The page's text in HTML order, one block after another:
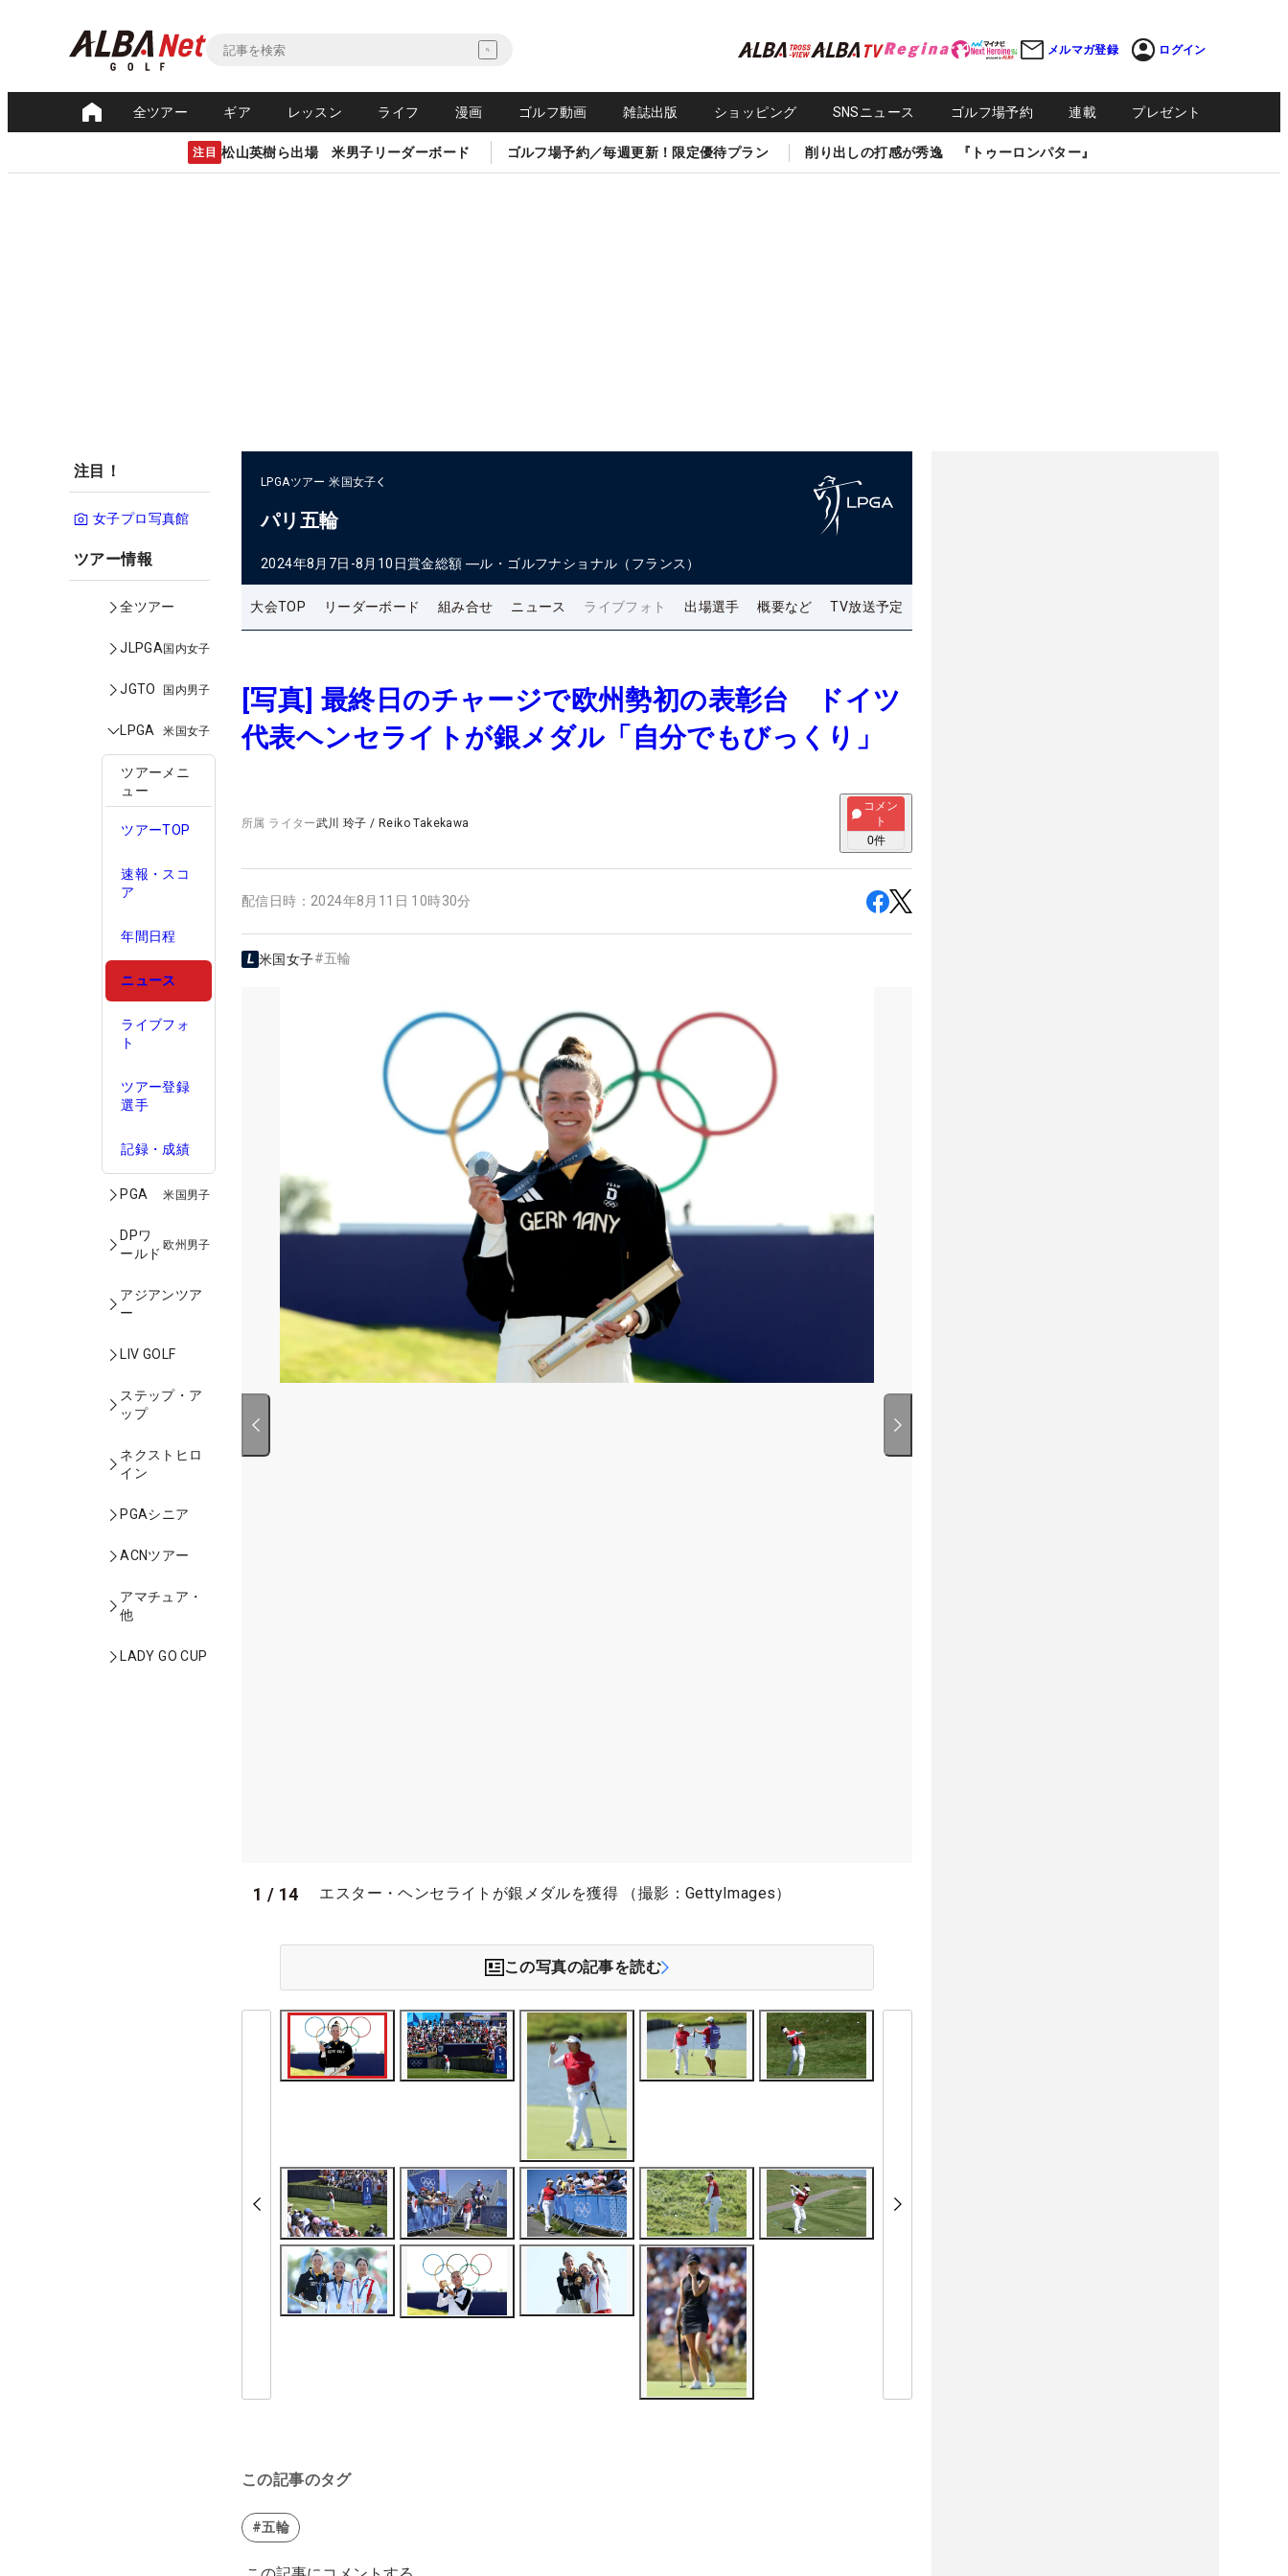
メルマガ登録 ログイン
全ツアー ギア レッスン ライフ 漫画 ゴルフ動画 雑誌出版 ショッピング SNSニュース ゴルフ場予約 連載 プレゼント
注目 松山英樹ら出場 米男子リーダーボード ゴルフ場予約／毎週更新！限定優待プラン 削り出しの打感が秀逸 『トゥーロンパター』
注目！
女子プロ写真館
ツアー情報
全ツアー
JLPGA国内女子
JGTO 国内男子
LPGA 米国女子
ツアーメニ
ュー
ツアーTOP
速報・スコ
ア
年間日程
ニュース
ライブフォ
ト
ツアー登録
選手
記録・成績
PGA 米国男子
DPワ
ールド
欧州男子
アジアンツア
ー
LIV GOLF
ステップ・ア
ップ
ネクストヒロ
イン
PGAシニア
ACNツアー
アマチュア・
他
LADY GO CUP
LPGAツアー 米国女子
パリ五輪
2024年8月7日-8月10日賞金総額 ―ル・ゴルフナショナル（フランス）
大会TOP リーダーボード 組み合せ ニュース ライブフォト 出場選手 概要など TV放送予定
[写真] 最終日のチャージで欧州勢初の表彰台 ドイツ
代表ヘンセライトが銀メダル「自分でもびっくり」
所属 ライター武川 玲子 / Reiko Takekawa
コメン
ト
0件
配信日時： 2024年8月11日 10時30分
米国女子#五輪
1 / 14 エスター・ヘンセライトが銀メダルを獲得 （撮影：GettyImages）
この写真の記事を読む
この記事のタグ
#五輪